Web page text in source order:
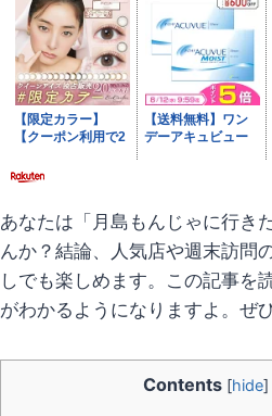
あなたは「月島もんじゃに行き
んか？結論、人気店や週末訪問
しでも楽しめます。この記事を
がわかるようになりますよ。ぜ
Contents [hide]